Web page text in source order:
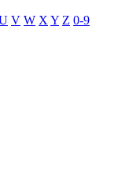
V W XY Z 0-9